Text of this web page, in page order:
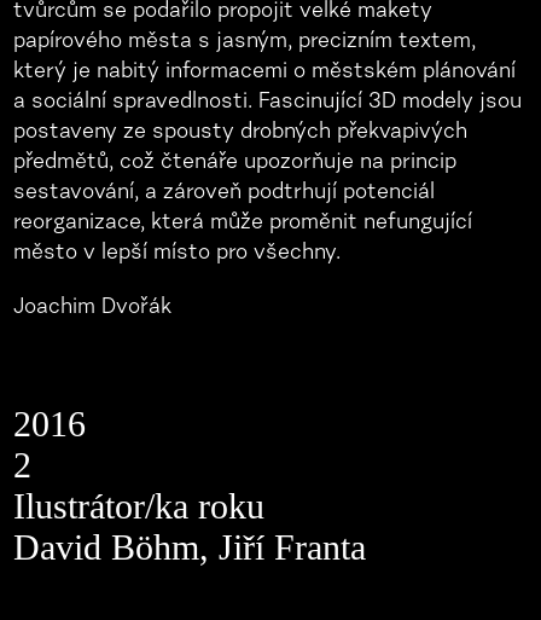
tvůrcům se podařilo propojit velké makety
papírového města s jasným, precizním textem,
který je nabitý informacemi o městském plánování
a sociální spravedlnosti. Fascinující 3D modely jsou
postaveny ze spousty drobných překvapivých
předmětů, což čtenáře upozorňuje na princip
sestavování, a zároveň podtrhují potenciál
reorganizace, která může proměnit nefungující
město v lepší místo pro všechny.
Joachim Dvořák
2016
2
Ilustrátor/ka roku
David Böhm, Jiří Franta